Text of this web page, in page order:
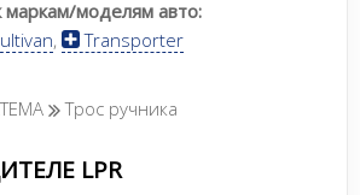
маркам/моделям авто:
,
Transporter
Трос ручника
LPR